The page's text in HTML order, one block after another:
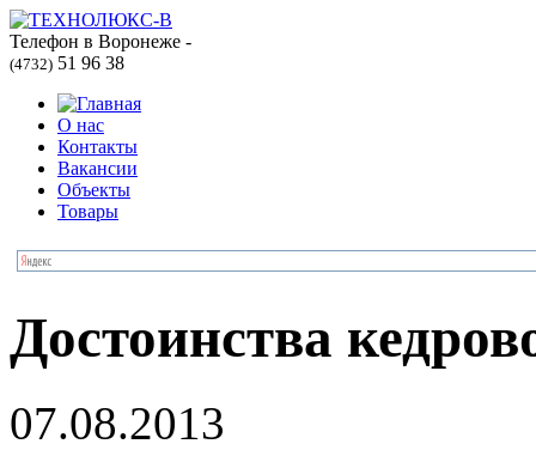
Телефон в Воронеже -
(4732) 51 96 38
О нас
Контакты
Вакансии
Объекты
Товары
Достоинства
07.08.2013